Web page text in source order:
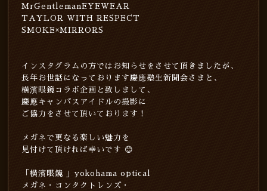
MrGentlemanEYEWEAR
TAYLOR WITH RESPECT
SMOKE×MIRRORS
インスタグラムの方ではお知らせをさせて頂きましたが、
長年お世話になっております慶應塾生新聞会さまと、
横濱眼鏡コラボ企画と致しまして、
慶應キャンパスアイドルの撮影に
ご協力をさせて頂いております！
メガネで更なる楽しい魅力を
見付けて頂ければ幸いです 😊
「横濱眼鏡 」yokohama optical
メガネ・コンタクトレンズ・